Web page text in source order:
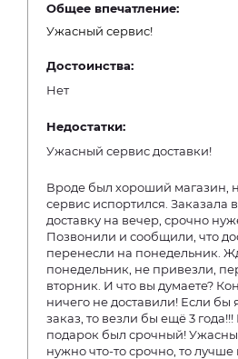
Общее впечатление:
Ужасный сервис!
Достоинства:
Нет
Недостатки:
Ужасный сервис доставки!
Вроде был хороший магазин,
сервис испортился. Заказала
доставку на вечер, срочно
Позвонили и сообщили, что
перенесли на понедельник.
понедельник, не привезли,
вторник. И что вы думаете?
ничего не доставили! Если бы
заказ, то везли бы ещё 3
подарок был срочный!
нужно что-то срочно, то